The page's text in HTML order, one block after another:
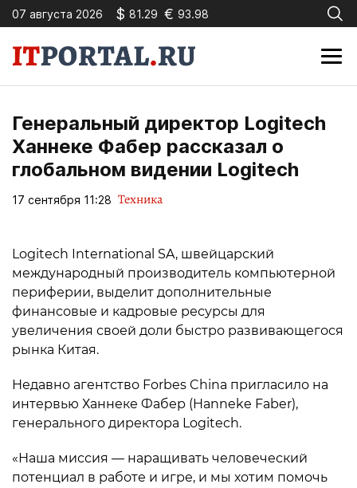
07 августа 2026 $ 81.29 € 93.98
Генеральный директор Logitech
Ханнеке Фабер рассказал о
глобальном видении Logitech
17 сентября 11:28 Техника
Logitech International SA, швейцарский
международный производитель компьютерной
периферии, выделит дополнительные
финансовые и кадровые ресурсы для
увеличения своей доли быстро развивающегося
рынка Китая.
Недавно агентство Forbes China пригласило на
интервью Ханнеке Фабер (Hanneke Faber),
генерального директора Logitech.
«Наша миссия — наращивать человеческий
потенциал в работе и игре, и мы хотим помочь